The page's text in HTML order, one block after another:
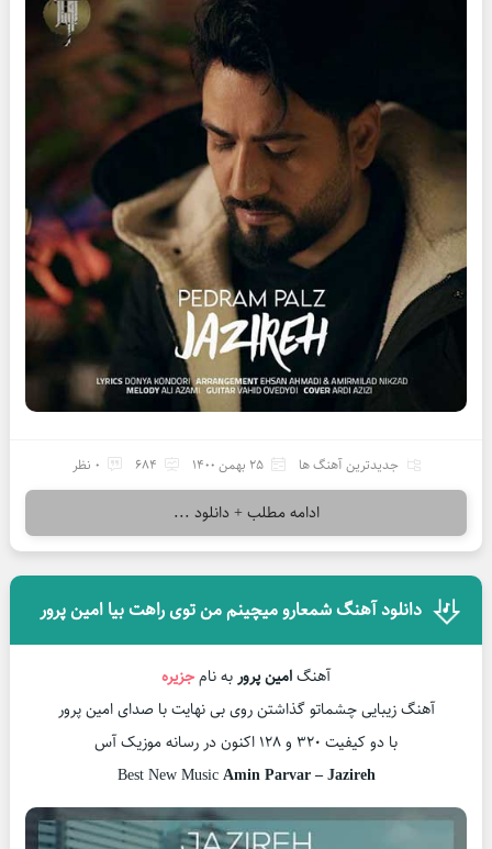
جدیدترین آهنگ ها 25 بهمن 1400 684 0 نظر
ادامه مطلب + دانلود ...
دانلود آهنگ شمعارو میچینم من توی راهت بیا امین پرور
آهنگامین پروربه نامجزیره
آهنگ زیبایی چشماتو گذاشتن روی بی نهایت با صدای امین پرور
با دو کیفیت ۳۲۰ و ۱۲۸ اکنون در رسانه موزیک آس
Best New MusicAmin Parvar – Jazireh